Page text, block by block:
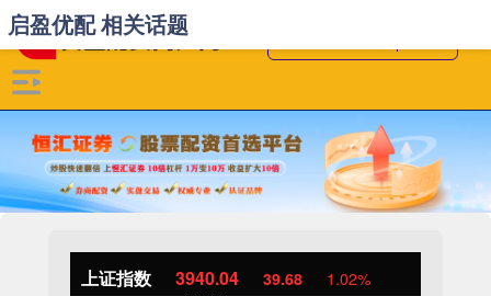
上证指数 3940.04 39.68 1.02%
启盈优配 相关话题